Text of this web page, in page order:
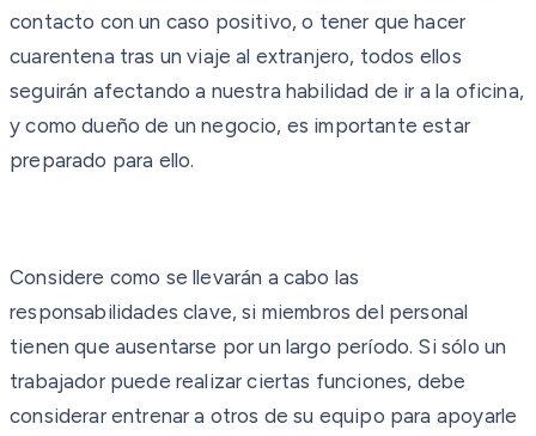
contacto con un caso positivo, o tener que hacer
cuarentena tras un viaje al extranjero, todos ellos
seguirán afectando a nuestra habilidad de ir a la oficina,
y como dueño de un negocio, es importante estar
preparado para ello.
Considere como se llevarán a cabo las
responsabilidades clave, si miembros del personal
tienen que ausentarse por un largo período. Si sólo un
trabajador puede realizar ciertas funciones, debe
considerar entrenar a otros de su equipo para apoyarle